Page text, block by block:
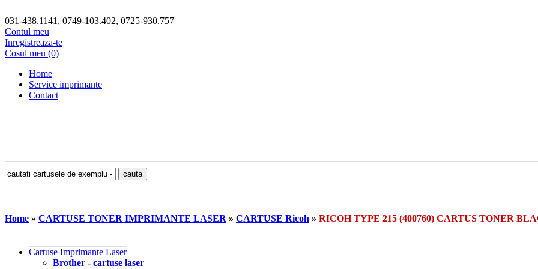
031-438.1141, 0749-103.402, 0725-930.757
Contul meu
Inregistreaza-te
Cosul meu (0)
Home
Service imprimante
Contact
Home » CARTUSE TONER IMPRIMANTE LASER » CARTUSE Ricoh » RICOH TYPE 215 (400760) CARTUS TONER
Cartuse Imprimante Laser
Brother - cartuse laser